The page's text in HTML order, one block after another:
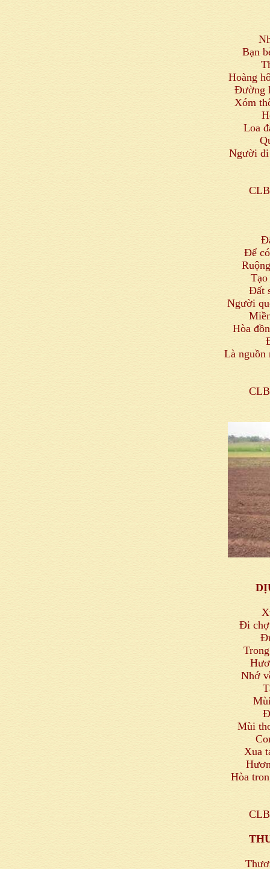
Bạn
Hoàng
Đường
Xóm
Loa
Người đi
Để
Đất
Người
Hòa
Là nguồn
Đi chợ
Nhớ
Mùi
Xua
Hòa